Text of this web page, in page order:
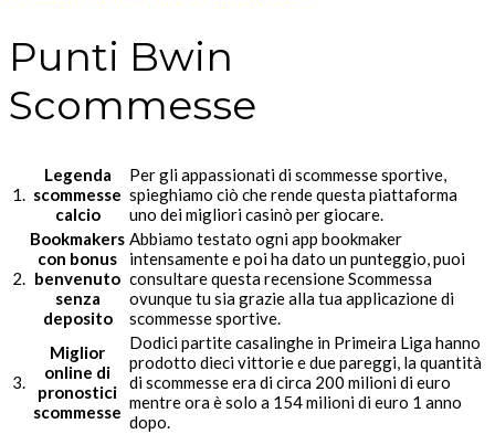
Punti Bwin
Scommesse
1.
Legenda
scommesse
calcio
Per gli appassionati di scommesse sportive,
spieghiamo ciò che rende questa piattaforma
uno dei migliori casinò per giocare.
2.
Bookmakers
con bonus
benvenuto
senza
deposito
Abbiamo testato ogni app bookmaker
intensamente e poi ha dato un punteggio, puoi
consultare questa recensione Scommessa
ovunque tu sia grazie alla tua applicazione di
scommesse sportive.
3.
Miglior
online di
pronostici
scommesse
Dodici partite casalinghe in Primeira Liga hanno
prodotto dieci vittorie e due pareggi, la quantità
di scommesse era di circa 200 milioni di euro
mentre ora è solo a 154 milioni di euro 1 anno
dopo.